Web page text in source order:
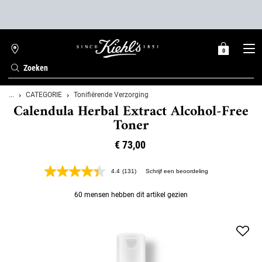
Zoeken
WINKELZOEKER
MIJN
0
0 PRODUCT
Hoofdinhoud
... CATEGORIE Tonifiërende Verzorging
Calendula Herbal Extract Alcohol-Free
Toner
€ 73,00
4.4 Lees
beoordelingen.
(131) Schrijf een beoordeling
60 mensen hebben dit artikel gezien